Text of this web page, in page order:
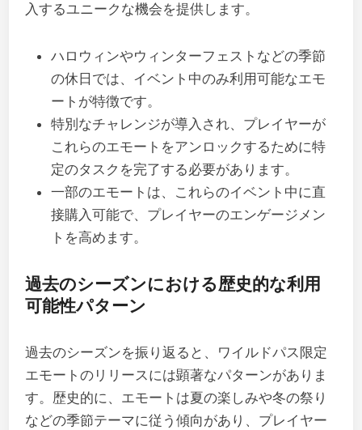
入するユニークな機会を提供します。
ハロウィンやウィンターフェストなどの季節
の休日では、イベント中のみ利用可能なエモ
ートが特徴です。
特別なチャレンジが導入され、プレイヤーが
これらのエモートをアンロックするために特
定のタスクを完了する必要があります。
一部のエモートは、これらのイベント中に直
接購入可能で、プレイヤーのエンゲージメン
トを高めます。
過去のシーズンにおける歴史的な利用
可能性パターン
過去のシーズンを振り返ると、ワイルドパス限定
エモートのリリースには顕著なパターンがありま
す。歴史的に、エモートは夏の楽しみや冬の祭り
などの季節テーマに従う傾向があり、プレイヤー